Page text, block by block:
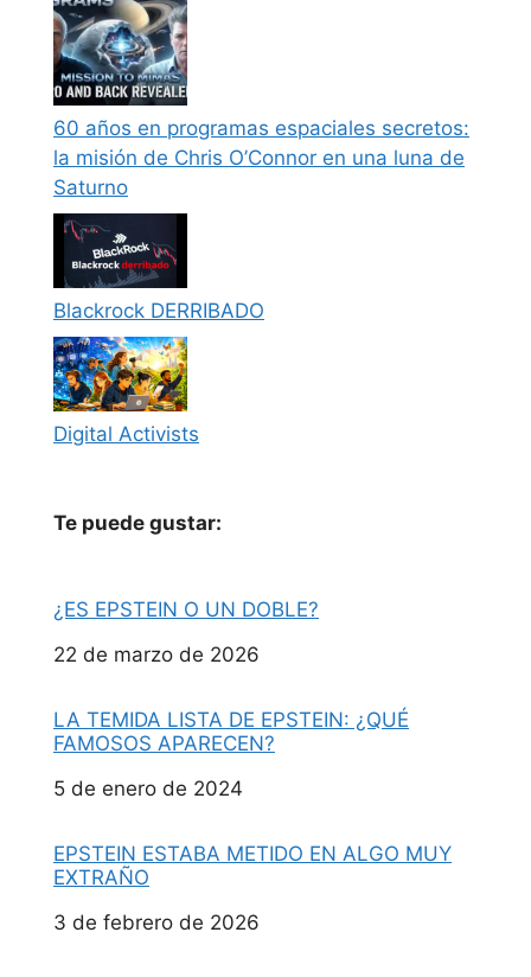
60 años en programas espaciales secretos:
la misión de Chris O’Connor en una luna de
Saturno
Blackrock DERRIBADO
Digital Activists
Te puede gustar:
¿ES EPSTEIN O UN DOBLE?
Fecha
22 de marzo de 2026
LA TEMIDA LISTA DE EPSTEIN: ¿QUÉ
FAMOSOS APARECEN?
Fecha
5 de enero de 2024
EPSTEIN ESTABA METIDO EN ALGO MUY
EXTRAÑO
Fecha
3 de febrero de 2026